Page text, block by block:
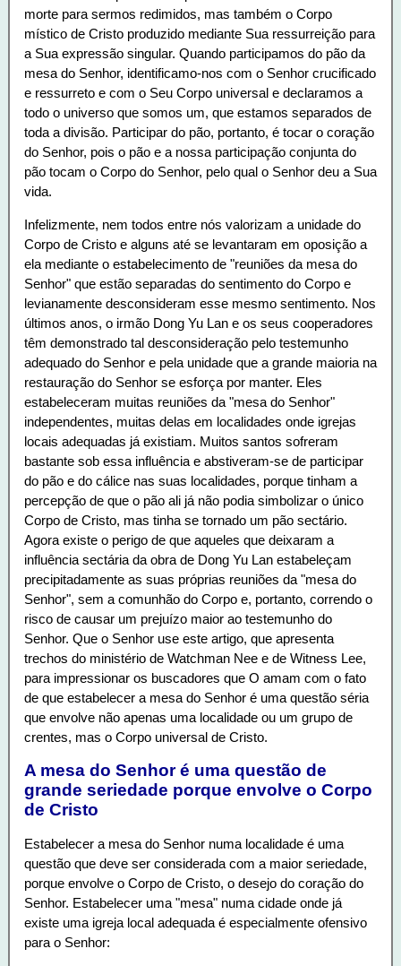
morte para sermos redimidos, mas também o Corpo
místico de Cristo produzido mediante Sua ressurreição para
a Sua expressão singular. Quando participamos do pão da
mesa do Senhor, identificamo-nos com o Senhor crucificado
e ressurreto e com o Seu Corpo universal e declaramos a
todo o universo que somos um, que estamos separados de
toda a divisão. Participar do pão, portanto, é tocar o coração
do Senhor, pois o pão e a nossa participação conjunta do
pão tocam o Corpo do Senhor, pelo qual o Senhor deu a Sua
vida.
Infelizmente, nem todos entre nós valorizam a unidade do
Corpo de Cristo e alguns até se levantaram em oposição a
ela mediante o estabelecimento de "reuniões da mesa do
Senhor" que estão separadas do sentimento do Corpo e
levianamente desconsideram esse mesmo sentimento. Nos
últimos anos, o irmão Dong Yu Lan e os seus cooperadores
têm demonstrado tal desconsideração pelo testemunho
adequado do Senhor e pela unidade que a grande maioria na
restauração do Senhor se esforça por manter. Eles
estabeleceram muitas reuniões da "mesa do Senhor"
independentes, muitas delas em localidades onde igrejas
locais adequadas já existiam. Muitos santos sofreram
bastante sob essa influência e abstiveram-se de participar
do pão e do cálice nas suas localidades, porque tinham a
percepção de que o pão ali já não podia simbolizar o único
Corpo de Cristo, mas tinha se tornado um pão sectário.
Agora existe o perigo de que aqueles que deixaram a
influência sectária da obra de Dong Yu Lan estabeleçam
precipitadamente as suas próprias reuniões da "mesa do
Senhor", sem a comunhão do Corpo e, portanto, correndo o
risco de causar um prejuízo maior ao testemunho do
Senhor. Que o Senhor use este artigo, que apresenta
trechos do ministério de Watchman Nee e de Witness Lee,
para impressionar os buscadores que O amam com o fato
de que estabelecer a mesa do Senhor é uma questão séria
que envolve não apenas uma localidade ou um grupo de
crentes, mas o Corpo universal de Cristo.
A mesa do Senhor é uma questão de
grande seriedade porque envolve o Corpo
de Cristo
Estabelecer a mesa do Senhor numa localidade é uma
questão que deve ser considerada com a maior seriedade,
porque envolve o Corpo de Cristo, o desejo do coração do
Senhor. Estabelecer uma "mesa" numa cidade onde já
existe uma igreja local adequada é especialmente ofensivo
para o Senhor: